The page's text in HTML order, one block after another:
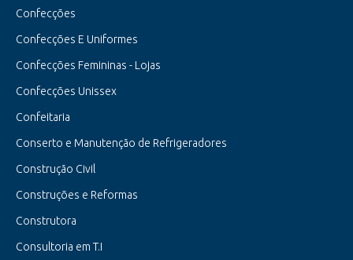
Confecções
Confecções E Uniformes
Confecções Femininas - Lojas
Confecções Unissex
Confeitaria
Conserto e Manutenção de Refrigeradores
Construção Civil
Construções e Reformas
Construtora
Consultoria em T.I